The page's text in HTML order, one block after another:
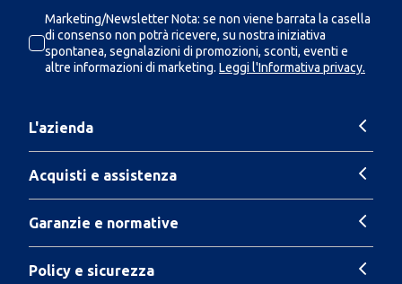
Marketing/Newsletter Nota: se non viene barrata la casella
di consenso non potrà ricevere, su nostra iniziativa
spontanea, segnalazioni di promozioni, sconti, eventi e
altre informazioni di marketing. Leggi l'Informativa privacy.
L'azienda
Acquisti e assistenza
Garanzie e normative
Policy e sicurezza